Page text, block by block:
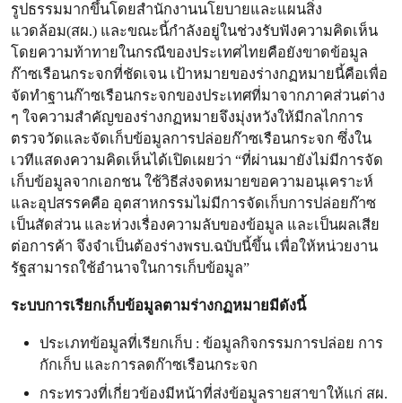
รูปธรรมมากขึ้นโดยสำนักงานนโยบายและแผนสิ่ง
แวดล้อม(สผ.) และขณะนี้กำลังอยู่ในช่วงรับฟังความคิดเห็น
โดยความท้าทายในกรณีของประเทศไทยคือยังขาดข้อมูล
ก๊าซเรือนกระจกที่ชัดเจน เป้าหมายของร่างกฏหมายนี้คือเพื่อ
จัดทำฐานก๊าซเรือนกระจกของประเทศที่มาจากภาคส่วนต่าง
ๆ ใจความสำคัญของร่างกฏหมายจึงมุ่งหวังให้มีกลไกการ
ตรวจวัดและจัดเก็บข้อมูลการปล่อยก๊าซเรือนกระจก ซึ่งใน
เวทีแสดงความคิดเห็นได้เปิดเผยว่า “ที่ผ่านมายังไม่มีการจัด
เก็บข้อมูลจากเอกชน ใช้วิธีส่งจดหมายขอความอนุเคราะห์
และอุปสรรคคือ อุตสาหกรรมไม่มีการจัดเก็บการปล่อยก๊าซ
เป็นสัดส่วน และห่วงเรื่องความลับของข้อมูล และเป็นผลเสีย
ต่อการค้า จึงจำเป็นต้องร่างพรบ.ฉบับนี้ขึ้น เพื่อให้หน่วยงาน
รัฐสามารถใช้อำนาจในการเก็บข้อมูล”
ระบบการเรียกเก็บข้อมูลตามร่างกฏหมายมีดังนี้
ประเภทข้อมูลที่เรียกเก็บ : ข้อมูลกิจกรรมการปล่อย การ
กักเก็บ และการลดก๊าซเรือนกระจก
กระทรวงที่เกี่ยวข้องมีหน้าที่ส่งข้อมูลรายสาขาให้แก่ สผ.